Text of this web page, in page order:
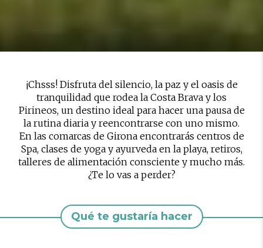
¡Chsss! Disfruta del silencio, la paz y el oasis de
tranquilidad que rodea la Costa Brava y los
Pirineos, un destino ideal para hacer una pausa de
la rutina diaria y reencontrarse con uno mismo.
En las comarcas de Girona encontrarás centros de
Spa, clases de yoga y ayurveda en la playa, retiros,
talleres de alimentación consciente y mucho más.
¿Te lo vas a perder?
Qué te gustaría hacer